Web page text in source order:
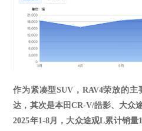
作为紧凑型SUV， RAV4荣放的主
达 ，其次是本田 CR-V/皓影、大众
2025年1-8月，大众途观L累计销量